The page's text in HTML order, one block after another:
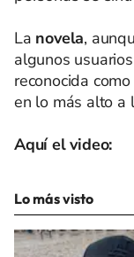
La novela,
algunos
reconocida
en lo más alto a
Aquí el video:
Lo más visto